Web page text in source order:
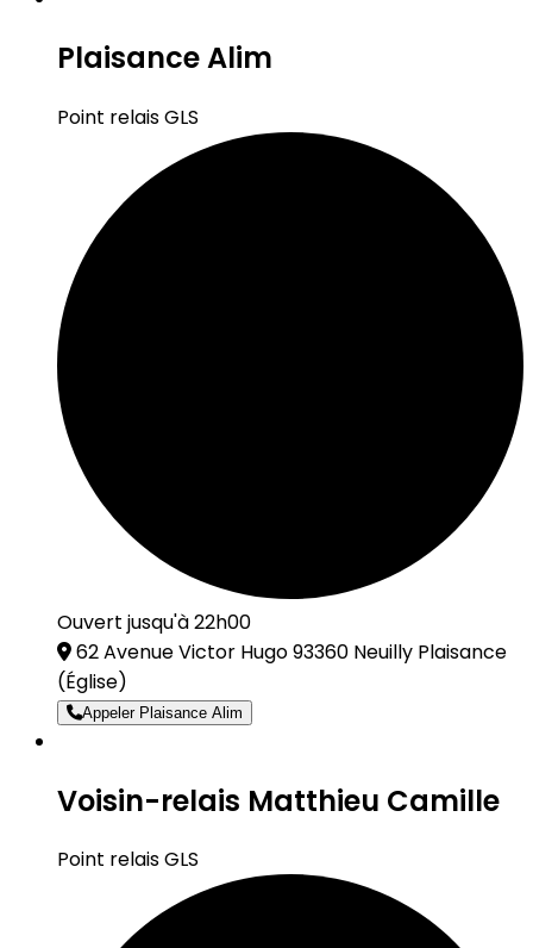
Plaisance Alim
Point relais GLS
Ouvert jusqu'à 22h00
62 Avenue Victor Hugo 93360 Neuilly Plaisance
(Église)
Appeler Plaisance Alim
Voisin-relais Matthieu Camille
Point relais GLS